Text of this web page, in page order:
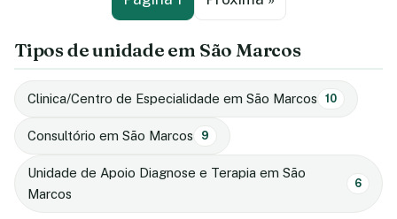
Tipos de unidade em São Marcos
Clinica/Centro de Especialidade em São Marcos 10
Consultório em São Marcos 9
Unidade de Apoio Diagnose e Terapia em São
Marcos
6